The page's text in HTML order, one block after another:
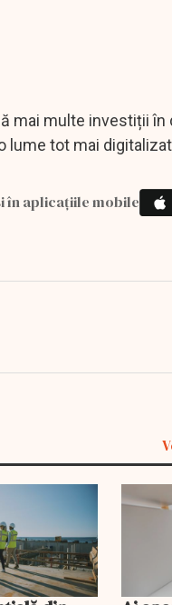
mai multe investiții
lume tot mai
în aplicațiile mobile